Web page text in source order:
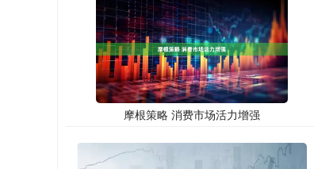
摩根策略 消费市场活力增强